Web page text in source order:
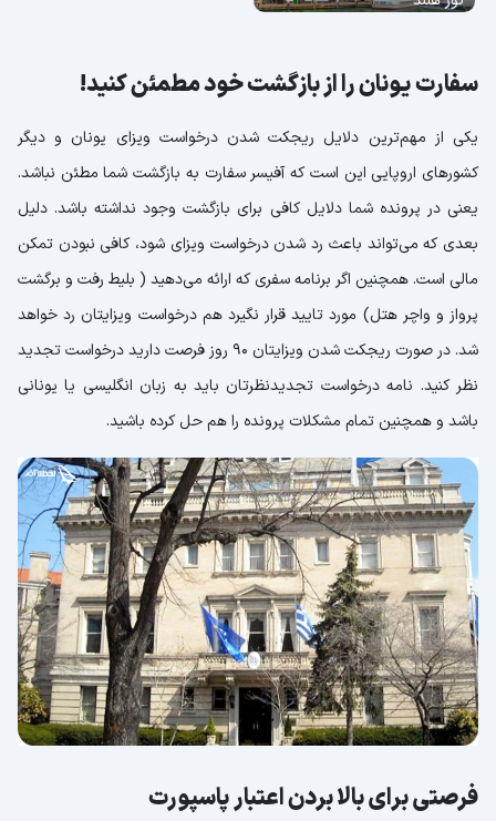
سفارت یونان را از بازگشت خود مطمئن کنید!
یکی از مهم‌ترین دلایل ریجکت شدن درخواست ویزای یونان و دیگر
کشورهای اروپایی این است که آفیسر سفارت به بازگشت شما مطئن نباشد.
یعنی در پرونده شما دلایل کافی برای بازگشت وجود نداشته باشد. دلیل
بعدی که می‌تواند باعث رد شدن درخواست ویزای شود، کافی نبودن تمکن
مالی است. همچنین اگر برنامه سفری که ارائه می‌دهید ( بلیط رفت و برگشت
پرواز و واچر هتل) مورد تایید قرار نگیرد هم درخواست ویزایتان رد خواهد
شد. در صورت ریجکت شدن ویزایتان 90 روز فرصت دارید درخواست تجدید
نظر کنید. نامه درخواست تجدیدنظرتان باید به زبان انگلیسی یا یونانی
باشد و همچنین تمام مشکلات پرونده را هم حل کرده باشید.
فرصتی برای بالا بردن اعتبار پاسپورت